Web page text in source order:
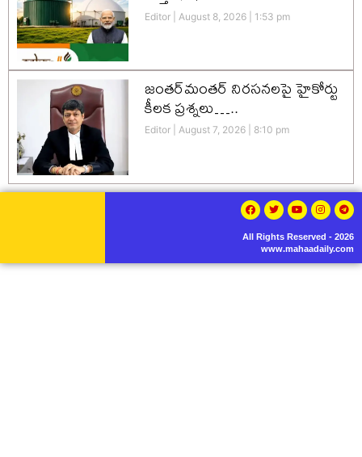
Editor August 8, 2026 1:53 pm
జంతర్‌మంతర్ నిరసనలపై హైకోర్టు
కీలక ప్రశ్నలు…..
Editor August 7, 2026 8:10 pm
All Rights Reserved - 2026
www.mahaadaily.com